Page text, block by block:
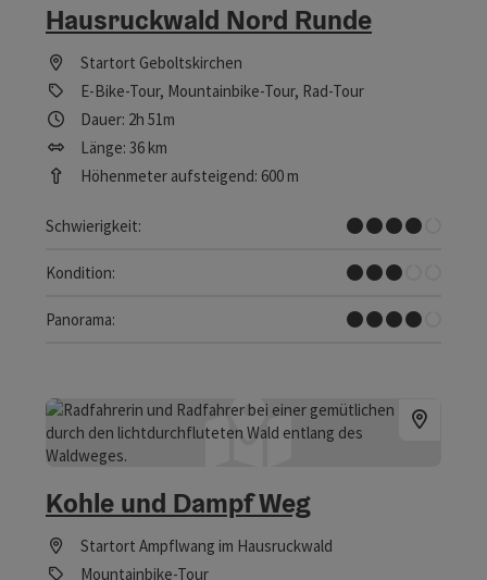
Hausruckwald Nord Runde
Startort Geboltskirchen
E-Bike-Tour, Mountainbike-Tour, Rad-Tour
Dauer: 2h 51m
Länge: 36 km
Höhenmeter aufsteigend: 600 m
Schwierigkeit:
Schwer
Kondition:
Mittel
Panorama:
Tolles Panorama
Kohle und Dampf Weg
Startort Ampflwang im Hausruckwald
Mountainbike-Tour